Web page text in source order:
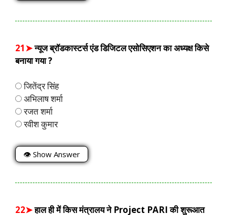
21➤न्यूज ब्रॉडकास्टर्स एंड डिजिटल एसोसिएशन का अध्यक्ष किसे
बनाया गया ?
जितेंद्र सिंह
अभिलाष शर्मा
रजत शर्मा
रवीश कुमार
👁 Show Answer
22➤हाल ही में किस मंत्रालय ने Project PARI की शुरूआत